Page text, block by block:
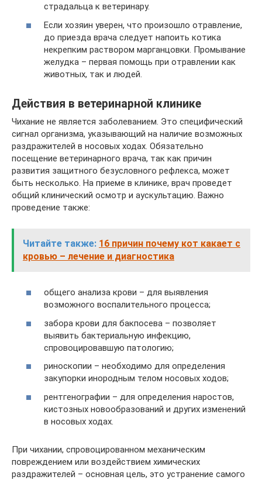
страдальца к ветеринару.
Если хозяин уверен, что произошло отравление,
до приезда врача следует напоить котика
некрепким раствором марганцовки. Промывание
желудка – первая помощь при отравлении как
животных, так и людей.
Действия в ветеринарной клинике
Чихание не является заболеванием. Это специфический
сигнал организма, указывающий на наличие возможных
раздражителей в носовых ходах. Обязательно
посещение ветеринарного врача, так как причин
развития защитного безусловного рефлекса, может
быть несколько. На приеме в клинике, врач проведет
общий клинический осмотр и аускультацию. Важно
проведение также:
Читайте также: 16 причин почему кот какает с
кровью – лечение и диагностика
общего анализа крови – для выявления
возможного воспалительного процесса;
забора крови для бакпосева – позволяет
выявить бактериальную инфекцию,
спровоцировавшую патологию;
риноскопии – необходимо для определения
закупорки инородным телом носовых ходов;
рентгенографии – для определения наростов,
кистозных новообразований и других изменений
в носовых ходах.
При чихании, спровоцированном механическим
повреждением или воздействием химических
раздражителей – основная цель, это устранение самого